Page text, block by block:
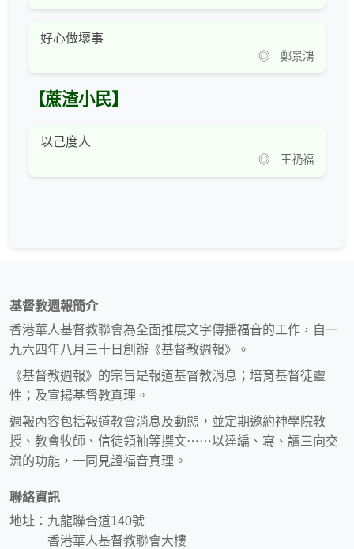
好心做壞事
◎ 鄭景鴻
【蔗渣小民】
以己度人
◎ 王礽福
基督教週報簡介
香港華人基督教聯會為全面推展文字傳播福音的工作，自一
九六四年八月三十日創辦《基督教週報》。
《基督教週報》的宗旨是報道基督教消息；培育基督徒靈
性；及宣揚基督教真理。
週報內容包括報道教會消息及動態，並定期邀約神學院教
授、教會牧師、信徒領袖等撰文⋯⋯以達編、寫、讀三向交
流的功能，一同見證福音真理。
聯絡資訊
地址：九龍聯合道140號
香港華人基督教聯會大樓